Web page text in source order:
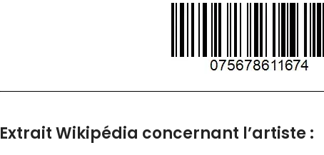
Extrait Wikipédia concernant l’artiste :